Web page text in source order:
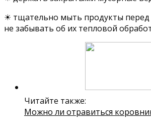
☀ тщательно мыть продукты перед
не забывать об их тепловой
Читайте также:
Можно ли отравиться